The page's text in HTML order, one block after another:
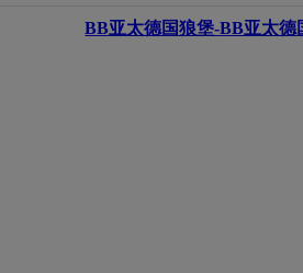
BB亚太德国狼堡-BB亚太德